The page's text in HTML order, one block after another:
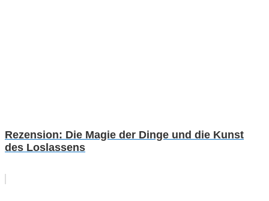
Rezension: Die Magie der Dinge und die Kunst
des Loslassens